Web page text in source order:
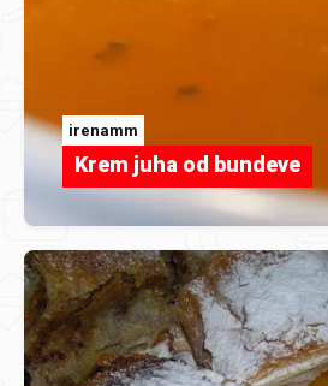
irenamm
Krem juha od bundeve